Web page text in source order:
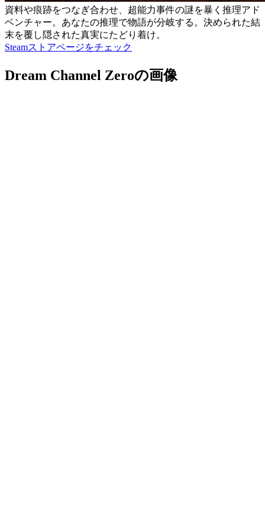
資料や痕跡をつなぎ合わせ、超能力事件の謎を暴く推理アド
ベンチャー。あなたの推理で物語が分岐する。決められた結
末を覆し隠された真実にたどり着け。
Steamストアページをチェック
Dream Channel Zeroの画像